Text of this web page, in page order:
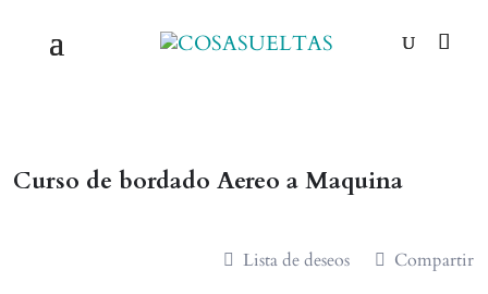
Curso de bordado Aereo a Maquina
Lista de deseos Compartir